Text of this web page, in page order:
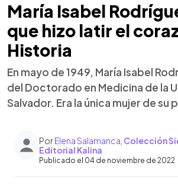
María Isabel
que hizo latir el
Historia
En mayo de 1949, María Isabel
del Doctorado en Medicina de la
Salvador. Era la única mujer de su
PorElena Salamanca Colección
Editorial Kalina
Publicado el 04 de noviembre de 2022